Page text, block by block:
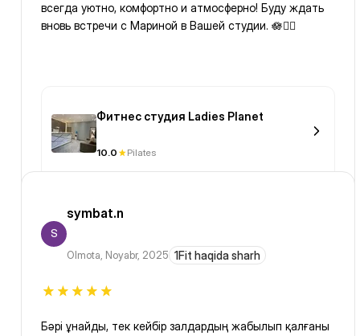
всегда уютно, комфортно и атмосферно! Буду ждать
вновь встречи с Мариной в Вашей студии. 🪷🧘‍♀️
Фитнес студия Ladies Planet
10.0 Pilates
S
symbat.n
Olmota, Noyabr, 2025 1Fit haqida sharh
Бәрі ұнайды, тек кейбір залдардың жабылып қалғаны